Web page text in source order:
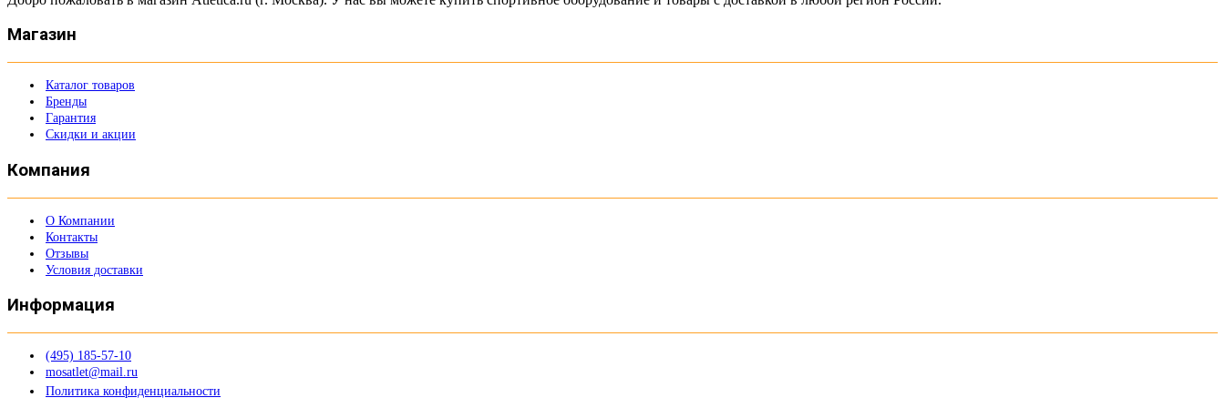
Магазин
Каталог товаров
Бренды
Гарантия
Скидки и акции
Компания
О Компании
Контакты
Отзывы
Условия доставки
Информация
(495) 185-57-10
mosatlet@mail.ru
Политика конфиденциальности